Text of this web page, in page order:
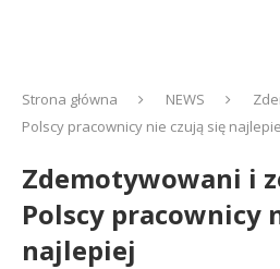
Strona główna NEWS
Polscy pracownicy nie czują się
Zdemotywowani i
Polscy pracownicy
najlepiej